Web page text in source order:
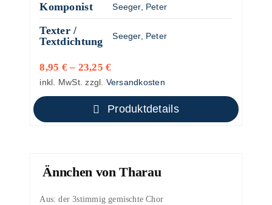
Komponist Seeger, Peter
Texter /
Textdichtung
Seeger, Peter
8,95 €– 23,25€
inkl. MwSt. zzgl. Versandkosten
Produktdetails
Ännchen von Tharau
Aus: der 3stimmig gemischte Chor